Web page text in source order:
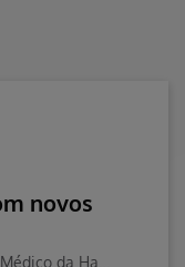
novos